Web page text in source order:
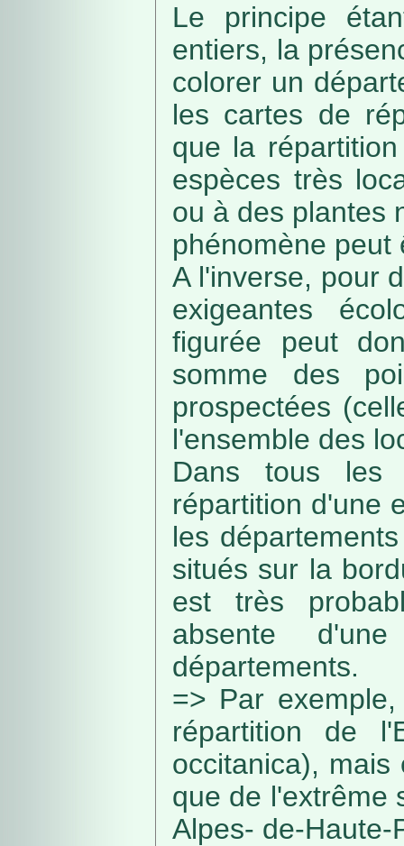
Le principe
entiers, la
colorer un
les cartes de
que la
espèces très
ou à des plantes
phénomène peut
A l'inverse, pour
exigeantes
figurée peut
somme des
prospectées
l'ensemble des
Dans tous les
répartition d'une
les
situés sur la
est très
absente
départements.
=> Par
répartition de
occitanica),
que de l'extrême
Alpes- de-Haute-